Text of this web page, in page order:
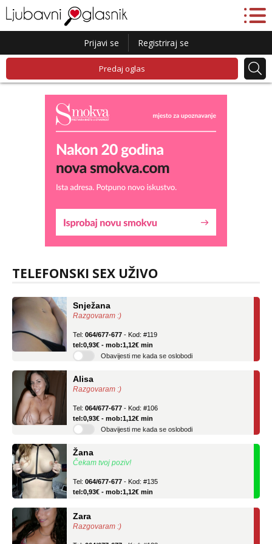
Prijavi se Registriraj se
Predaj oglas
TELEFONSKI SEX UŽIVO
tel:0,93€ - mob:1,12€ min
Razgovaram :)
tel:0,93€ - mob:1,12€ min
Obavijesti me kada se oslobodi
Razgovaram :)
tel:0,93€ - mob:1,12€ min
Obavijesti me kada se oslobodi
Čekam tvoj poziv!
tel:0,93€ - mob:1,12€ min
Razgovaram :)